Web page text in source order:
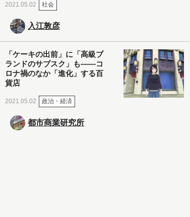
2021.05.02 社会
入江敦彦
「ケーキの出前」に「高級ブ
ランドのサブスク」も――コ
ロナ禍のなか「進化」する百
貨店
2021.05.02 政治・経済
都市商業研究所